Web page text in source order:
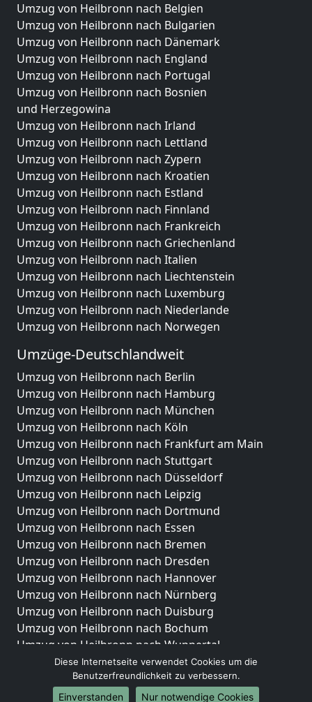
Umzug von Heilbronn nach Belgien
Umzug von Heilbronn nach Bulgarien
Umzug von Heilbronn nach Dänemark
Umzug von Heilbronn nach England
Umzug von Heilbronn nach Portugal
Umzug von Heilbronn nach Bosnien
und Herzegowina
Umzug von Heilbronn nach Irland
Umzug von Heilbronn nach Lettland
Umzug von Heilbronn nach Zypern
Umzug von Heilbronn nach Kroatien
Umzug von Heilbronn nach Estland
Umzug von Heilbronn nach Finnland
Umzug von Heilbronn nach Frankreich
Umzug von Heilbronn nach Griechenland
Umzug von Heilbronn nach Italien
Umzug von Heilbronn nach Liechtenstein
Umzug von Heilbronn nach Luxemburg
Umzug von Heilbronn nach Niederlande
Umzug von Heilbronn nach Norwegen
Umzüge-Deutschlandweit
Umzug von Heilbronn nach Berlin
Umzug von Heilbronn nach Hamburg
Umzug von Heilbronn nach München
Umzug von Heilbronn nach Köln
Umzug von Heilbronn nach Frankfurt am Main
Umzug von Heilbronn nach Stuttgart
Umzug von Heilbronn nach Düsseldorf
Umzug von Heilbronn nach Leipzig
Umzug von Heilbronn nach Dortmund
Umzug von Heilbronn nach Essen
Umzug von Heilbronn nach Bremen
Umzug von Heilbronn nach Dresden
Umzug von Heilbronn nach Hannover
Umzug von Heilbronn nach Nürnberg
Umzug von Heilbronn nach Duisburg
Umzug von Heilbronn nach Bochum
Umzug von Heilbronn nach Wuppertal
Umzug von Heilbronn nach Bielefeld
Umzug von Heilbronn nach Bonn
Umzug von Heilbronn nach Münster
Diese Internetseite verwendet Cookies um die
Benutzerfreundlichkeit zu verbessern.
Einverstanden
Nur notwendige Cookies